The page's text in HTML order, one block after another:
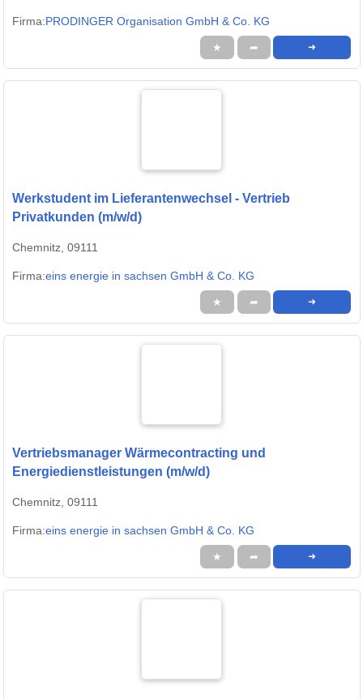
Firma:PRODINGER Organisation GmbH & Co. KG
★ ➦ ➜
Werkstudent im Lieferantenwechsel - Vertrieb
Privatkunden (m/w/d)
Chemnitz, 09111
Firma:eins energie in sachsen GmbH & Co. KG
★ ➦ ➜
Vertriebsmanager Wärmecontracting und
Energiedienstleistungen (m/w/d)
Chemnitz, 09111
Firma:eins energie in sachsen GmbH & Co. KG
★ ➦ ➜